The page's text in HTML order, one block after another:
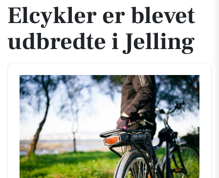
Elcykler er blevet
udbredte i Jelling